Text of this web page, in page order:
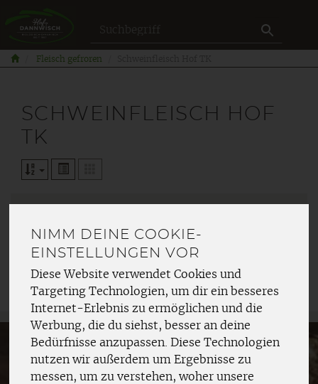
NIMM DEINE COOKIE-
EINSTELLUNGEN VOR
Diese Website verwendet Cookies und
Targeting Technologien, um dir ein besseres
Internet-Erlebnis zu ermöglichen und die
Werbung, die du siehst, besser an deine
Bedürfnisse anzupassen. Diese Technologien
nutzen wir außerdem um Ergebnisse zu
messen, um zu verstehen, woher unsere
Fleisch gefroren
SCHWEINFLEISCH HOF
TK